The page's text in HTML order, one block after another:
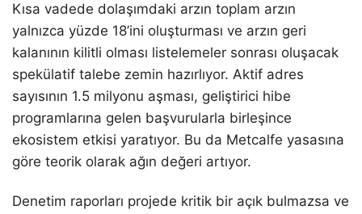
Kısa vadede dolaşımdaki arzın toplam arzın
yalnızca yüzde 18’ini oluşturması ve arzın geri
kalanının kilitli olması listelemeler sonrası oluşacak
spekülatif talebe zemin hazırlıyor. Aktif adres
sayısının 1.5 milyonu aşması, geliştirici hibe
programlarına gelen başvurularla birleşince
ekosistem etkisi yaratıyor. Bu da Metcalfe yasasına
göre teorik olarak ağın değeri artıyor.
Denetim raporları projede kritik bir açık bulmazsa ve